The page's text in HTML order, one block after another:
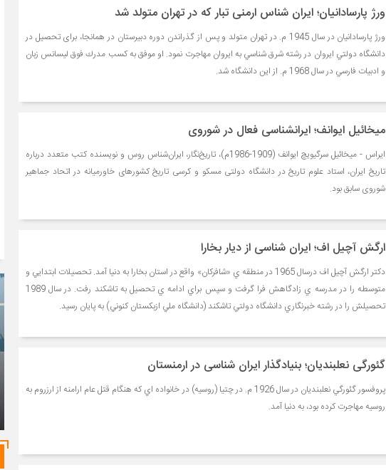
ورژ پارسادانیان؛ ایران شناس ارمنی تبار که در تهران متولد شد
ورژ پارسادانيان در سال 1945 م. در تهران متولد و پس از گذراندن دوره دبيرستان در همانجا، برای تحصیل در
دانشگاه دولتي ايروان در رشته شرق شناسي به ایروان مهاجرت نمود. او موفق به كسب مدرك فوق ليسانس زبان
و ادبيات فارسي در سال 1968 م. از اين دانشگاه شد.
میخائیل ایوانف؛ ایرانشناسی فعال در شوروی
ایراس - ميخائيل سرگيويچ ايوانف (1909-1986م)، تاریخ‌نگار، ایران‌شناس روس و نویسنده كتب متعدد درباره
تاريخ ایران، استاد علوم تاريخ در دانشگاه دولتى مسكو و كرسى تاريخ كشورهاى خاورميانه در اتحاد جماهیر
شوروی سابق بود.
ارگش آچیل اف؛ ایران شناسی از دیار بخارا
دكتر ارگش آچيل اف درسال 1965 در منطقه ي «شافركان» واقع در استان بخارا به دنيا آمد. تحصيلات ابتدايي و
متوسطه را در مدرسه ي زادگاهش فرا گرفت و سپس براي ادامه ي تحصيل به تاشكند رفت. در سال 1989
تحصیلش را در رشته خبرنگاري دانشگاه دولتي تاشكند (دانشگاه ملي ازبكستان كنوني) به پايان رسيد.
گئورگی نعلبندیان؛ بنیادگذار ایران شناسی در ارمنستان
پروفسور گئورگي نعلبنديان در سال 1926 م. در چتيا (روسيه) در خانواده اي كه هنگام قتل عام ارامنه از ارزروم به
روسيه مهاجرت کرده بود، به دنيا آمد.